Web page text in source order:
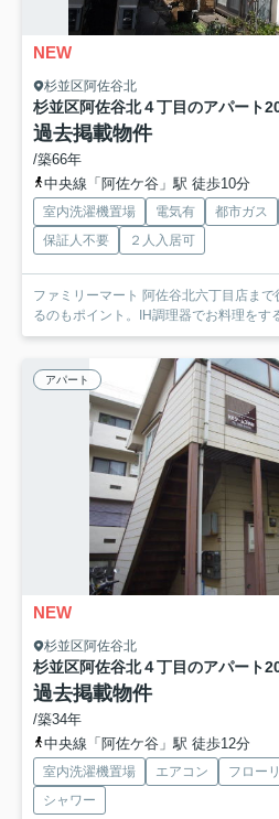
NEW
杉並区阿佐谷北
杉並区阿佐谷北４丁目のアパート
過去掲載物件
/築66年
中央線「阿佐ケ谷」駅 徒歩10分
室内洗濯機置場 電気有 都市ガス
保証人不要
２人入居可
ファミリーマート 阿佐谷北六丁目店ま
るのもポイント。IH調理器でお料理をす
アパート
NEW
杉並区阿佐谷北
杉並区阿佐谷北４丁目のアパート
過去掲載物件
/築34年
中央線「阿佐ケ谷」駅 徒歩12分
室内洗濯機置場 エアコン フロー
シャワー